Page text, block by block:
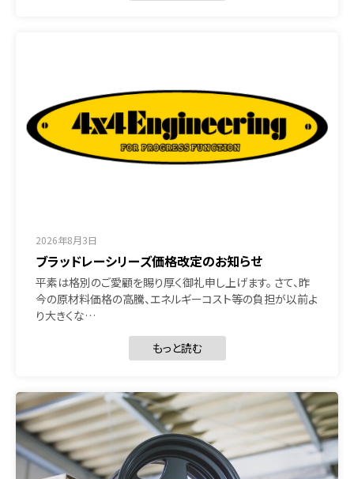
2026年8月3日
ブラッドレーシリーズ価格改定のお知らせ
平素は格別のご愛顧を賜り厚く御礼申し上げます。 さて、昨
今の原材料価格の高騰、エネルギーコスト等の負担が以前よ
り大きくな…
もっと読む